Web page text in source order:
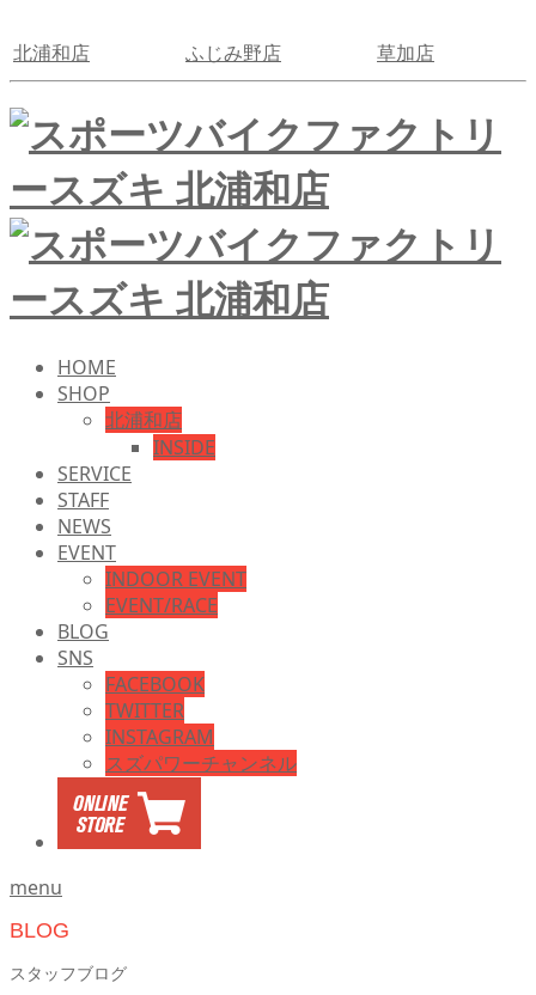
北浦和店 ふじみ野店 草加店
HOME
SHOP
北浦和店
INSIDE
SERVICE
STAFF
NEWS
EVENT
INDOOR EVENT
EVENT/RACE
BLOG
SNS
FACEBOOK
TWITTER
INSTAGRAM
スズパワーチャンネル
menu
BLOG
スタッフブログ